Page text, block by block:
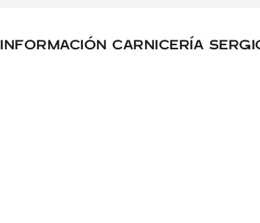
INFORMACIÓN CARNICERÍA